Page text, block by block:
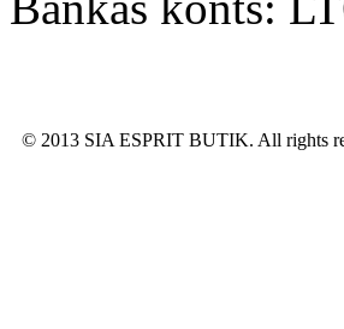
© 2013 SIA ESPRIT BUTIK. All rights